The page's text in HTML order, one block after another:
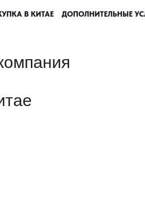
ДОПОЛНИТЕЛЬНЫЕ
В КИТАЕ ДОПОЛНИТЕЛЬНЫЕ
В КИТАЕ ДОПОЛНИТЕЛЬНЫЕ
В КИТАЕ ДОПОЛНИТЕЛЬНЫЕ
В КИТАЕ